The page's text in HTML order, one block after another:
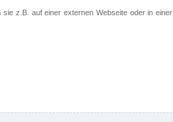
z.B. auf einer externen Webseite oder in einer